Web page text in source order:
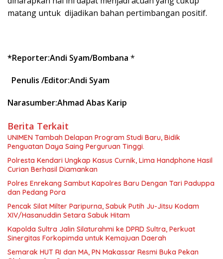
matang untuk dijadikan bahan pertimbangan positif.
*Reporter:Andi Syam/Bombana *
Penulis /Editor:Andi Syam
Narasumber:Ahmad Abas Karip
Berita Terkait
UNIMEN Tambah Delapan Program Studi Baru, Bidik
Penguatan Daya Saing Perguruan Tinggi.
Polresta Kendari Ungkap Kasus Curnik, Lima Handphone Hasil
Curian Berhasil Diamankan
Polres Enrekang Sambut Kapolres Baru Dengan Tari Paduppa
dan Pedang Pora
Pencak Silat Milter Paripurna, Sabuk Putih Ju-Jitsu Kodam
XIV/Hasanuddin Setara Sabuk Hitam
Kapolda Sultra Jalin Silaturahmi ke DPRD Sultra, Perkuat
Sinergitas Forkopimda untuk Kemajuan Daerah
Semarak HUT RI dan MA, PN Makassar Resmi Buka Pekan